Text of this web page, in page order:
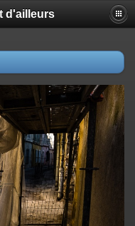
d'ailleurs